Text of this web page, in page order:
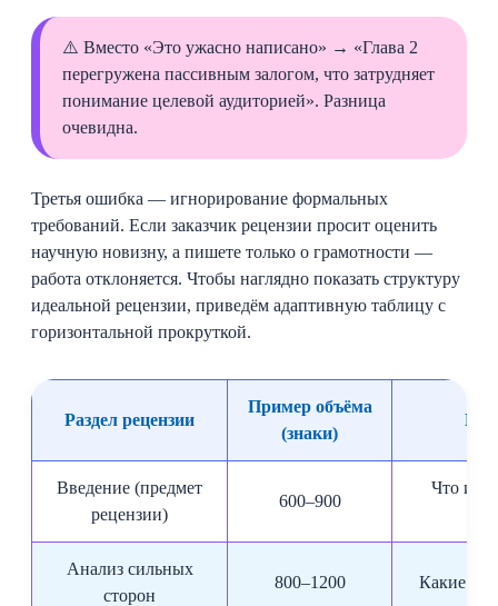
⚠️ Вместо «Это ужасно написано» → «Глава 2
перегружена пассивным залогом, что затрудняет
понимание целевой аудиторией». Разница
очевидна.
Третья ошибка — игнорирование формальных
требований. Если заказчик рецензии просит оценить
научную новизну, а пишете только о грамотности —
работа отклоняется. Чтобы наглядно показать структуру
идеальной рецензии, приведём адаптивную таблицу с
горизонтальной прокруткой.
Раздел рецензии
Пример объёма
(знаки)
Введение (предмет
рецензии)
600–900
Что
Анализ сильных
сторон
800–1200 Какие